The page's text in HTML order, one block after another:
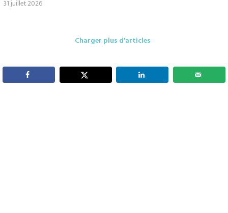
31 juillet 2026
Charger plus d'articles